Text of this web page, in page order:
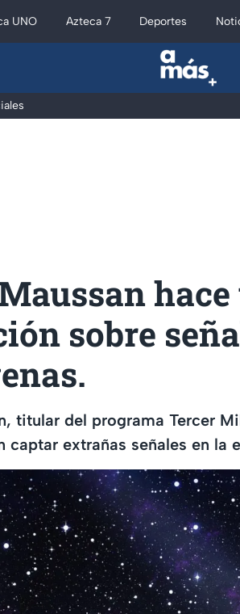
UNO Azteca 7 Deportes
sobre
titular del programa Tercer
captar extrañas señales en la